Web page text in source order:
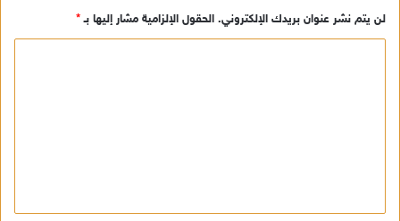
لن يتم نشر عنوان بريدك الإلكتروني. الحقول الإلزامية مشار إليها بـ*
ق